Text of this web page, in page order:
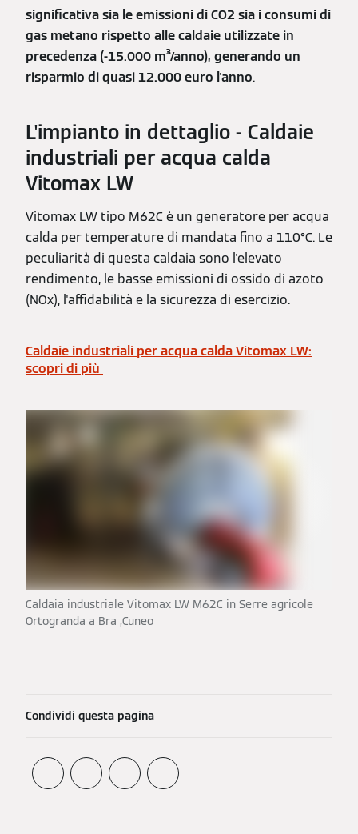
significativa sia le emissioni di CO2 sia i consumi di
gas metano rispetto alle caldaie utilizzate in
precedenza (-15.000 m³/anno), generando un
risparmio di quasi 12.000 euro l'anno.
L'impianto in dettaglio - Caldaie
industriali per acqua calda
Vitomax LW
Vitomax LW tipo M62C è un generatore per acqua
calda per temperature di mandata fino a 110°C. Le
peculiarità di questa caldaia sono l'elevato
rendimento, le basse emissioni di ossido di azoto
(NOx), l'affidabilità e la sicurezza di esercizio.
Caldaie industriali per acqua calda Vitomax LW:
scopri di più
Caldaia industriale Vitomax LW M62C in Serre agricole
Ortogranda a Bra ,Cuneo
Condividi questa pagina